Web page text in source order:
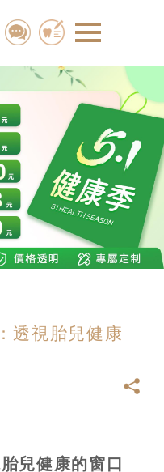
透視胎兒健康
兒健康的窗口